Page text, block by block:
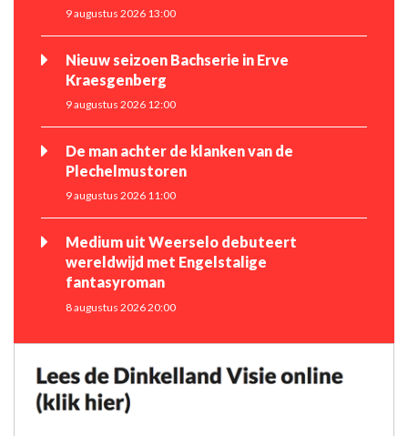
9 augustus 2026 13:00
Nieuw seizoen Bachserie in Erve
Kraesgenberg
9 augustus 2026 12:00
De man achter de klanken van de
Plechelmustoren
9 augustus 2026 11:00
Medium uit Weerselo debuteert
wereldwijd met Engelstalige
fantasyroman
8 augustus 2026 20:00